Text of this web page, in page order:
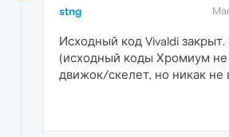
stng
Исходный код Vivaldi
(исходный коды Хромиум не
движок/скелет, но никак не